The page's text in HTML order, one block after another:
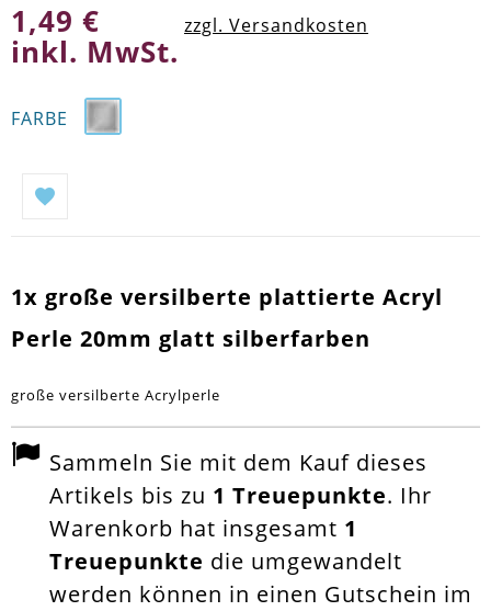
1,49 €
inkl. MwSt.
zzgl. Versandkosten
FARBE
1x große versilberte plattierte Acryl
Perle 20mm glatt silberfarben
große versilberte Acrylperle
Sammeln Sie mit dem Kauf dieses
Artikels bis zu 1 Treuepunkte. Ihr
Warenkorb hat insgesamt 1
Treuepunkte die umgewandelt
werden können in einen Gutschein im